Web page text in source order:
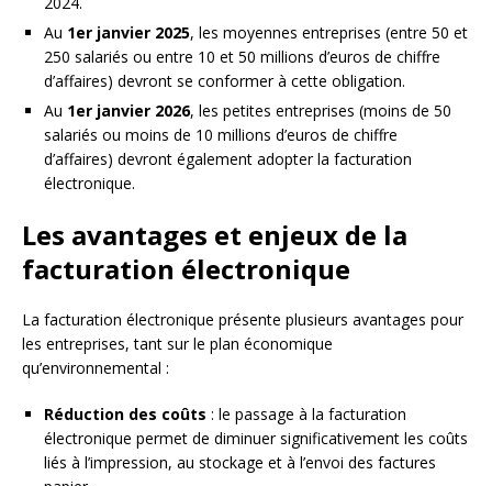
Au 1er janvier 2025, les moyennes entreprises (entre 50 et
250 salariés ou entre 10 et 50 millions d’euros de chiffre
d’affaires) devront se conformer à cette obligation.
Au 1er janvier 2026, les petites entreprises (moins de 50
salariés ou moins de 10 millions d’euros de chiffre
d’affaires) devront également adopter la facturation
électronique.
Les avantages et enjeux de la
facturation électronique
La facturation électronique présente plusieurs avantages pour
les entreprises, tant sur le plan économique
qu’environnemental :
Réduction des coûts : le passage à la facturation
électronique permet de diminuer significativement les coûts
liés à l’impression, au stockage et à l’envoi des factures